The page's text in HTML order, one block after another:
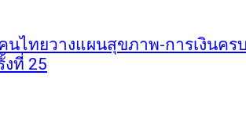
นไทยวางแผนสุขภาพ-การเงินคร
ที่ 25